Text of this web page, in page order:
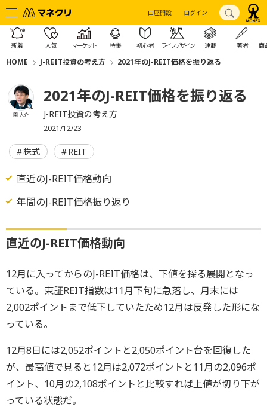
口座開設 ログイン
新着 人気 マーケット 特集 初心者 ライフデザイン 連載 著者 商
HOME J-REIT投資の考え方 2021年のJ-REIT価格を振り返る
関 大介
2021年のJ-REIT価格を振り返る
J-REIT投資の考え方
2021/12/23
株式 REIT
直近のJ-REIT価格動向
年間のJ-REIT価格振り返り
直近のJ-REIT価格動向
12月に入ってからのJ-REIT価格は、下値を探る展開となっ
ている。東証REIT指数は11月下旬に急落し、月末には
2,002ポイントまで低下していたため12月は反発した形にな
っている。
12月8日には2,052ポイントと2,050ポイント台を回復した
が、最高値で見ると12月は2,072ポイントと11月の2,096ポ
イント、10月の2,108ポイントと比較すれば上値が切り下が
っている状態だ。